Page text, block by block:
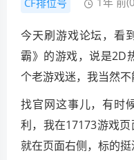
今天刷游戏论坛，看
霸》的游戏，说是2D
个老游戏迷，我当然不
找官网这事儿，有时
利，我在17173游戏页
就在页面右侧，标的挺